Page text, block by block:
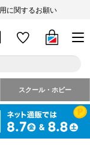
に関するお願い
スクール・ホビー